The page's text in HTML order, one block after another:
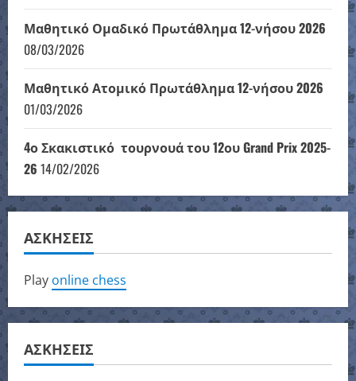
Μαθητικό Ομαδικό Πρωτάθλημα 12-νήσου 2026
08/03/2026
Μαθητικό Ατομικό Πρωτάθλημα 12-νήσου 2026
01/03/2026
4ο Σκακιστικό τουρνουά του 12ου Grand Prix 2025-
26 14/02/2026
ΑΣΚΗΣΕΙΣ
Play online chess
ΑΣΚΗΣΕΙΣ